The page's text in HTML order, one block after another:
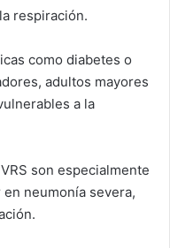
respiración.
como diabetes o
adultos mayores
a la
son especialmente
neumonía severa,